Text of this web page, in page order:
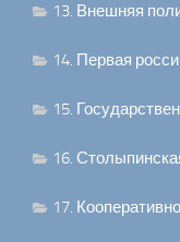
13. Внешняя
14. Первая
15.
16.
17.